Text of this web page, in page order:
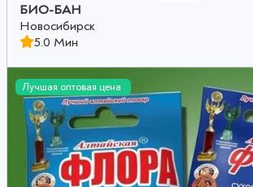
БИО-БАН
Новосибирск
5.0 Мин
Лучшая оптовая цена